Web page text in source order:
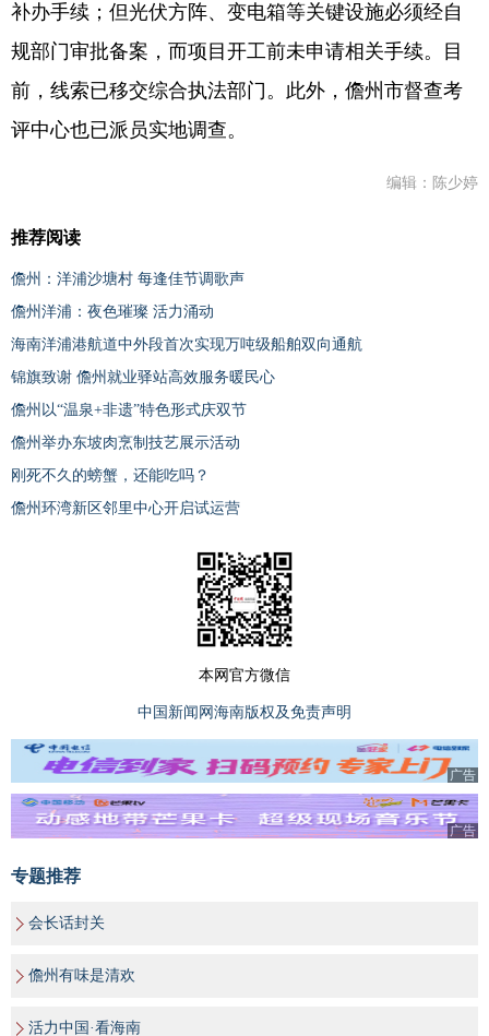
补办手续；但光伏方阵、变电箱等关键设施必须经自
规部门审批备案，而项目开工前未申请相关手续。目
前，线索已移交综合执法部门。此外，儋州市督查考
评中心也已派员实地调查。
编辑：陈少婷
推荐阅读
儋州：洋浦沙塘村 每逢佳节调歌声
儋州洋浦：夜色璀璨 活力涌动
海南洋浦港航道中外段首次实现万吨级船舶双向通航
锦旗致谢 儋州就业驿站高效服务暖民心
儋州以“温泉+非遗”特色形式庆双节
儋州举办东坡肉烹制技艺展示活动
刚死不久的螃蟹，还能吃吗？
儋州环湾新区邻里中心开启试运营
本网官方微信
中国新闻网海南版权及免责声明
广告
广告
专题推荐
会长话封关
儋州有味是清欢
活力中国·看海南